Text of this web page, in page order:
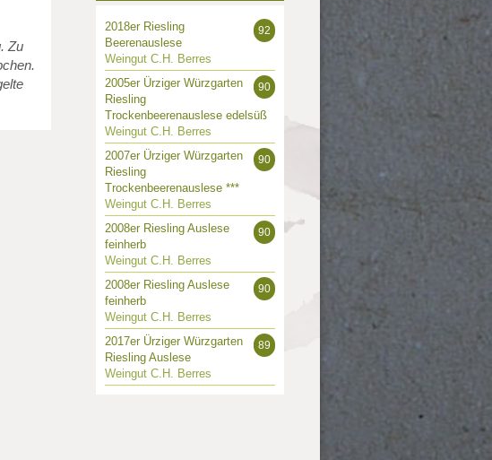
Zu
92
2018er Riesling
Beerenauslese
Weingut C.H. Berres
90
2005er Ürziger Würzgarten
Riesling
Trockenbeerenauslese edelsüß
Weingut C.H. Berres
90
2007er Ürziger Würzgarten
Riesling
Trockenbeerenauslese ***
Weingut C.H. Berres
90
2008er Riesling Auslese
feinherb
Weingut C.H. Berres
90
2008er Riesling Auslese
feinherb
Weingut C.H. Berres
89
2017er Ürziger Würzgarten
Riesling Auslese
Weingut C.H. Berres